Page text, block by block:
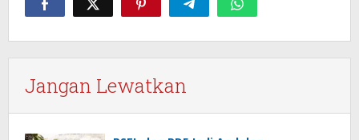
Jangan Lewatkan